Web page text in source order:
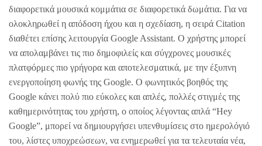
διαφορετικά μουσικά κομμάτια σε διαφορετικά δωμάτια. Για να
ολοκληρωθεί η απόδοση ήχου και η σχεδίαση, η σειρά Citation
διαθέτει επίσης λειτουργία Google Assistant. Ο χρήστης μπορεί
να απολαμβάνει τις πιο δημοφιλείς και σύγχρονες μουσικές
πλατφόρμες πιο γρήγορα και αποτελεσματικά, με την έξυπνη
ενεργοποίηση φωνής της Google. Ο φωνητικός βοηθός της
Google κάνει πολύ πιο εύκολες και απλές, πολλές στιγμές της
καθημερινότητας του χρήστη, ο οποίος λέγοντας απλά “Hey
Google”, μπορεί να δημιουργήσει υπενθυμίσεις στο ημερολόγιό
του, λίστες υποχρεώσεων, να ενημερωθεί για τα τελευταία νέα,